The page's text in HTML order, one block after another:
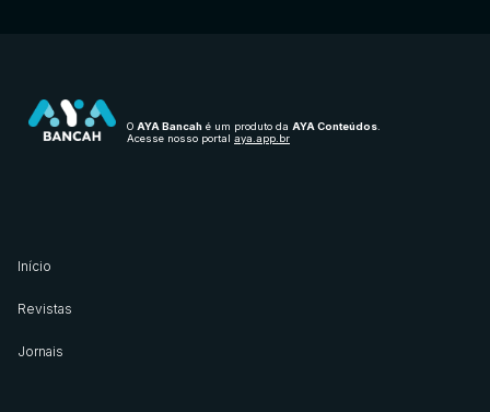
O AYA Bancah é um produto da AYA Conteúdos
Acesse nosso portal aya.app.br
Início
Revistas
Jornais